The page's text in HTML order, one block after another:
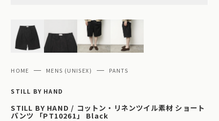
HOME MENS (UNISEX) PANTS
STILL BY HAND
STILL BY HAND / コットン・リネンツイル素材 ショート
パンツ 「PT10261」 Black